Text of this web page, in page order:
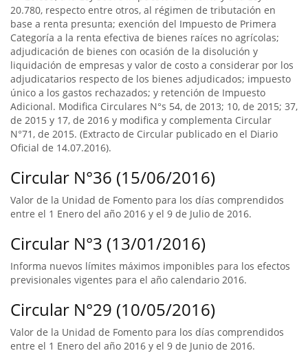
20.780, respecto entre otros, al régimen de tributación en
base a renta presunta; exención del Impuesto de Primera
Categoría a la renta efectiva de bienes raíces no agrícolas;
adjudicación de bienes con ocasión de la disolución y
liquidación de empresas y valor de costo a considerar por los
adjudicatarios respecto de los bienes adjudicados; impuesto
único a los gastos rechazados; y retención de Impuesto
Adicional. Modifica Circulares N°s 54, de 2013; 10, de 2015; 37,
de 2015 y 17, de 2016 y modifica y complementa Circular
N°71, de 2015. (Extracto de Circular publicado en el Diario
Oficial de 14.07.2016).
Circular N°36 (15/06/2016)
Valor de la Unidad de Fomento para los días comprendidos
entre el 1 Enero del año 2016 y el 9 de Julio de 2016.
Circular N°3 (13/01/2016)
Informa nuevos límites máximos imponibles para los efectos
previsionales vigentes para el año calendario 2016.
Circular N°29 (10/05/2016)
Valor de la Unidad de Fomento para los días comprendidos
entre el 1 Enero del año 2016 y el 9 de Junio de 2016.